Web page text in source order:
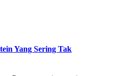
Yang Sering Tak